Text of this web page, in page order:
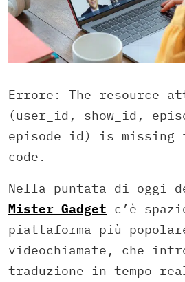
Errore: The resource
(user_id, show_id,
episode_id) is missing
code.
Nella puntata di oggi
Mister Gadget c’è
piattaforma più
videochiamate, che
traduzione in tempo